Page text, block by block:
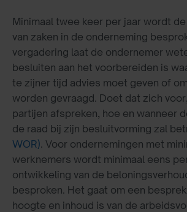
Minimaal twee keer per jaar wordt
van zaken in de onderneming
vergadering laat de ondernemer
besluiten aan het voorbereiden is
te zijner tijd advies moet geven of
worden gevraagd. Doet dat zich
partijen afspreken, hoe en wanneer
de raad bij zijn besluitvorming zal
WOR). Voor ondernemingen met
werknemers wordt minimaal eens
ontwikkeling van de
besproken. Het gaat om een
hoogte en inhoud is van de